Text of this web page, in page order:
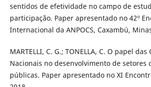
sentidos de efetividade no campo de
participação. Paper apresentado no 42º
Internacional da ANPOCS, Caxambú,
MARTELLI, C. G.; TONELLA, C. O papel
Nacionais no desenvolvimento de setores
públicas. Paper apresentado no XI